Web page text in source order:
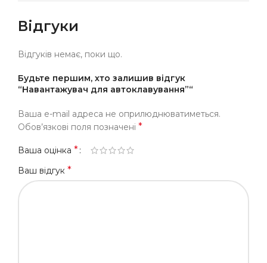
Відгуки
Відгуків немає, поки що.
Будьте першим, хто залишив відгук
“Навантажувач для автоклавування”“
Ваша e-mail адреса не оприлюднюватиметься.
Обов’язкові поля позначені *
Ваша оцінка *
Ваш відгук *